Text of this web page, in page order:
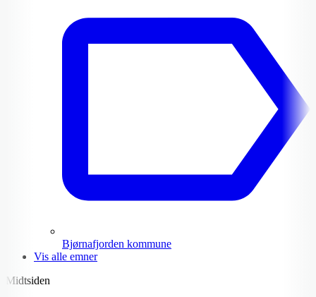
Bjørnafjorden kommune
Vis alle emner
Midtsiden